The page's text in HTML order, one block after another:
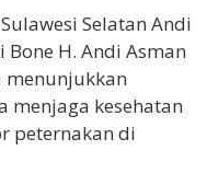
Selatan Andi
H. Andi Asman
menunjukkan
menjaga kesehatan
peternakan di